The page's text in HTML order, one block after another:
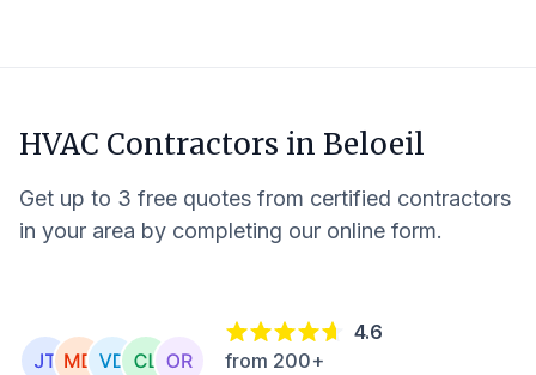
HVAC Contractors in Beloeil
Get up to 3 free quotes from certified contractors
in your area by completing our online form.
4.6
from 200+